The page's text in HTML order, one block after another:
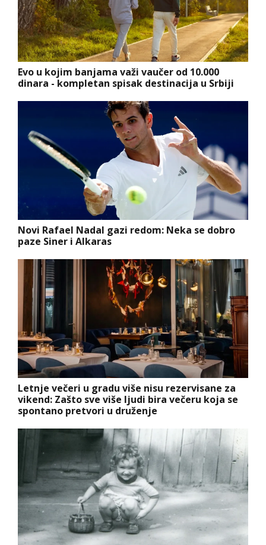
Evo u kojim banjama važi vaučer od 10.000
dinara - kompletan spisak destinacija u Srbiji
Novi Rafael Nadal gazi redom: Neka se dobro
paze Siner i Alkaras
Letnje večeri u gradu više nisu rezervisane za
vikend: Zašto sve više ljudi bira večeru koja se
spontano pretvori u druženje